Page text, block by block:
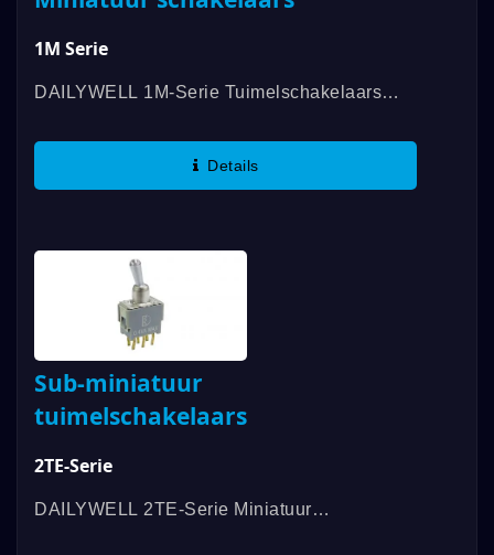
1M Serie
DAILYWELL 1M-Serie Tuimelschakelaars
Schakelfuncties, SPDT, DPDT, 3PDT, 4PDT
Details
Sub-miniatuur
tuimelschakelaars
2TE-Serie
DAILYWELL 2TE-Serie Miniatuur